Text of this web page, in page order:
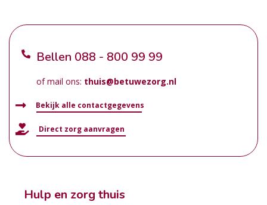
Bellen 088 - 800 99 99
of mail ons: thuis@betuwezorg.nl
Bekijk alle contactgegevens
Direct zorg aanvragen
Hulp en zorg thuis